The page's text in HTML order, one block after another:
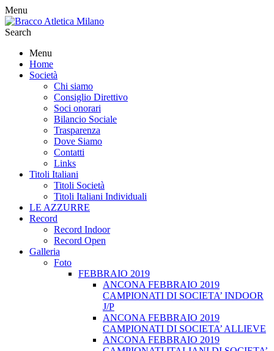
Menu
Search
Menu
Home
Società
Chi siamo
Consiglio Direttivo
Soci onorari
Bilancio Sociale
Trasparenza
Dove Siamo
Contatti
Links
Titoli Italiani
Titoli Società
Titoli Italiani Individuali
LE AZZURRE
Record
Record Indoor
Record Open
Galleria
Foto
FEBBRAIO 2019
ANCONA FEBBRAIO 2019
CAMPIONATI DI SOCIETA’ INDOOR
J/P
ANCONA FEBBRAIO 2019
CAMPIONATI DI SOCIETA’ ALLIEVE
ANCONA FEBBRAIO 2019